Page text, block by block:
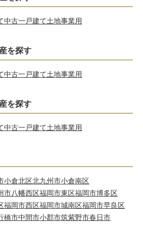
中古一戸建て土地事業用
を探す
中古一戸建て土地事業用
を探す
中古一戸建て土地事業用
小倉北区北九州市小倉南区
市八幡西区福岡市東区福岡市博多区
福岡市西区福岡市城南区福岡市早良区
橋市中間市小郡市筑紫野市春日市